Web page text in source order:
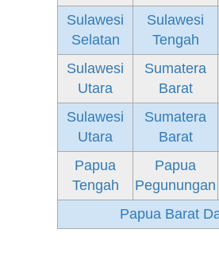
Sulawesi
Selatan
Sulawesi
Tengah
Sulawesi
Utara
Sumatera
Barat
Sulawesi
Utara
Sumatera
Barat
Papua
Tengah
Papua
Pegunungan
Papua Barat